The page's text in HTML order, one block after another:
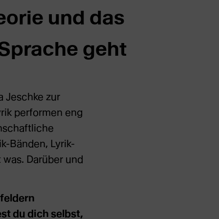
und das
geht
Jeschke zur
performen eng
Bänden, Lyrik-
Darüber und
du dich selbst,